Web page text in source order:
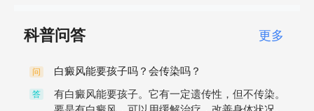
科普问答 更多
问 白癜风能要孩子吗？会传染吗？
答
有白癜风能要孩子。它有一定遗传性，但不传染。